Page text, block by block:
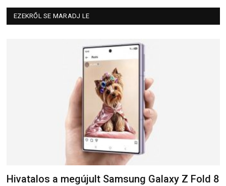
EZEKRŐL SE MARADJ LE
Hivatalos a megújult Samsung Galaxy Z Fold 8